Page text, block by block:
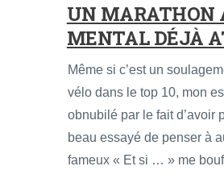
UN MARATHON
MENTAL DÉJÀ
Même si c’est un
vélo dans le top 10, mon
obnubilé par le fait d’avoir
beau essayé de penser à
fameux « Et si … » me